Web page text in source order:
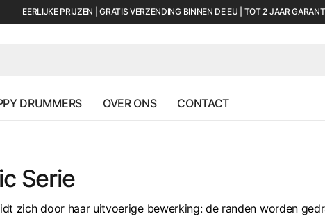
EERLIJKE PRIJZEN | GRATIS VERZENDING BINNEN DE EU | TOT 2 JAAR
DRUMMERS OVER ONS CONTACT
Serie
zich door haar uitvoerige bewerking: de randen worden